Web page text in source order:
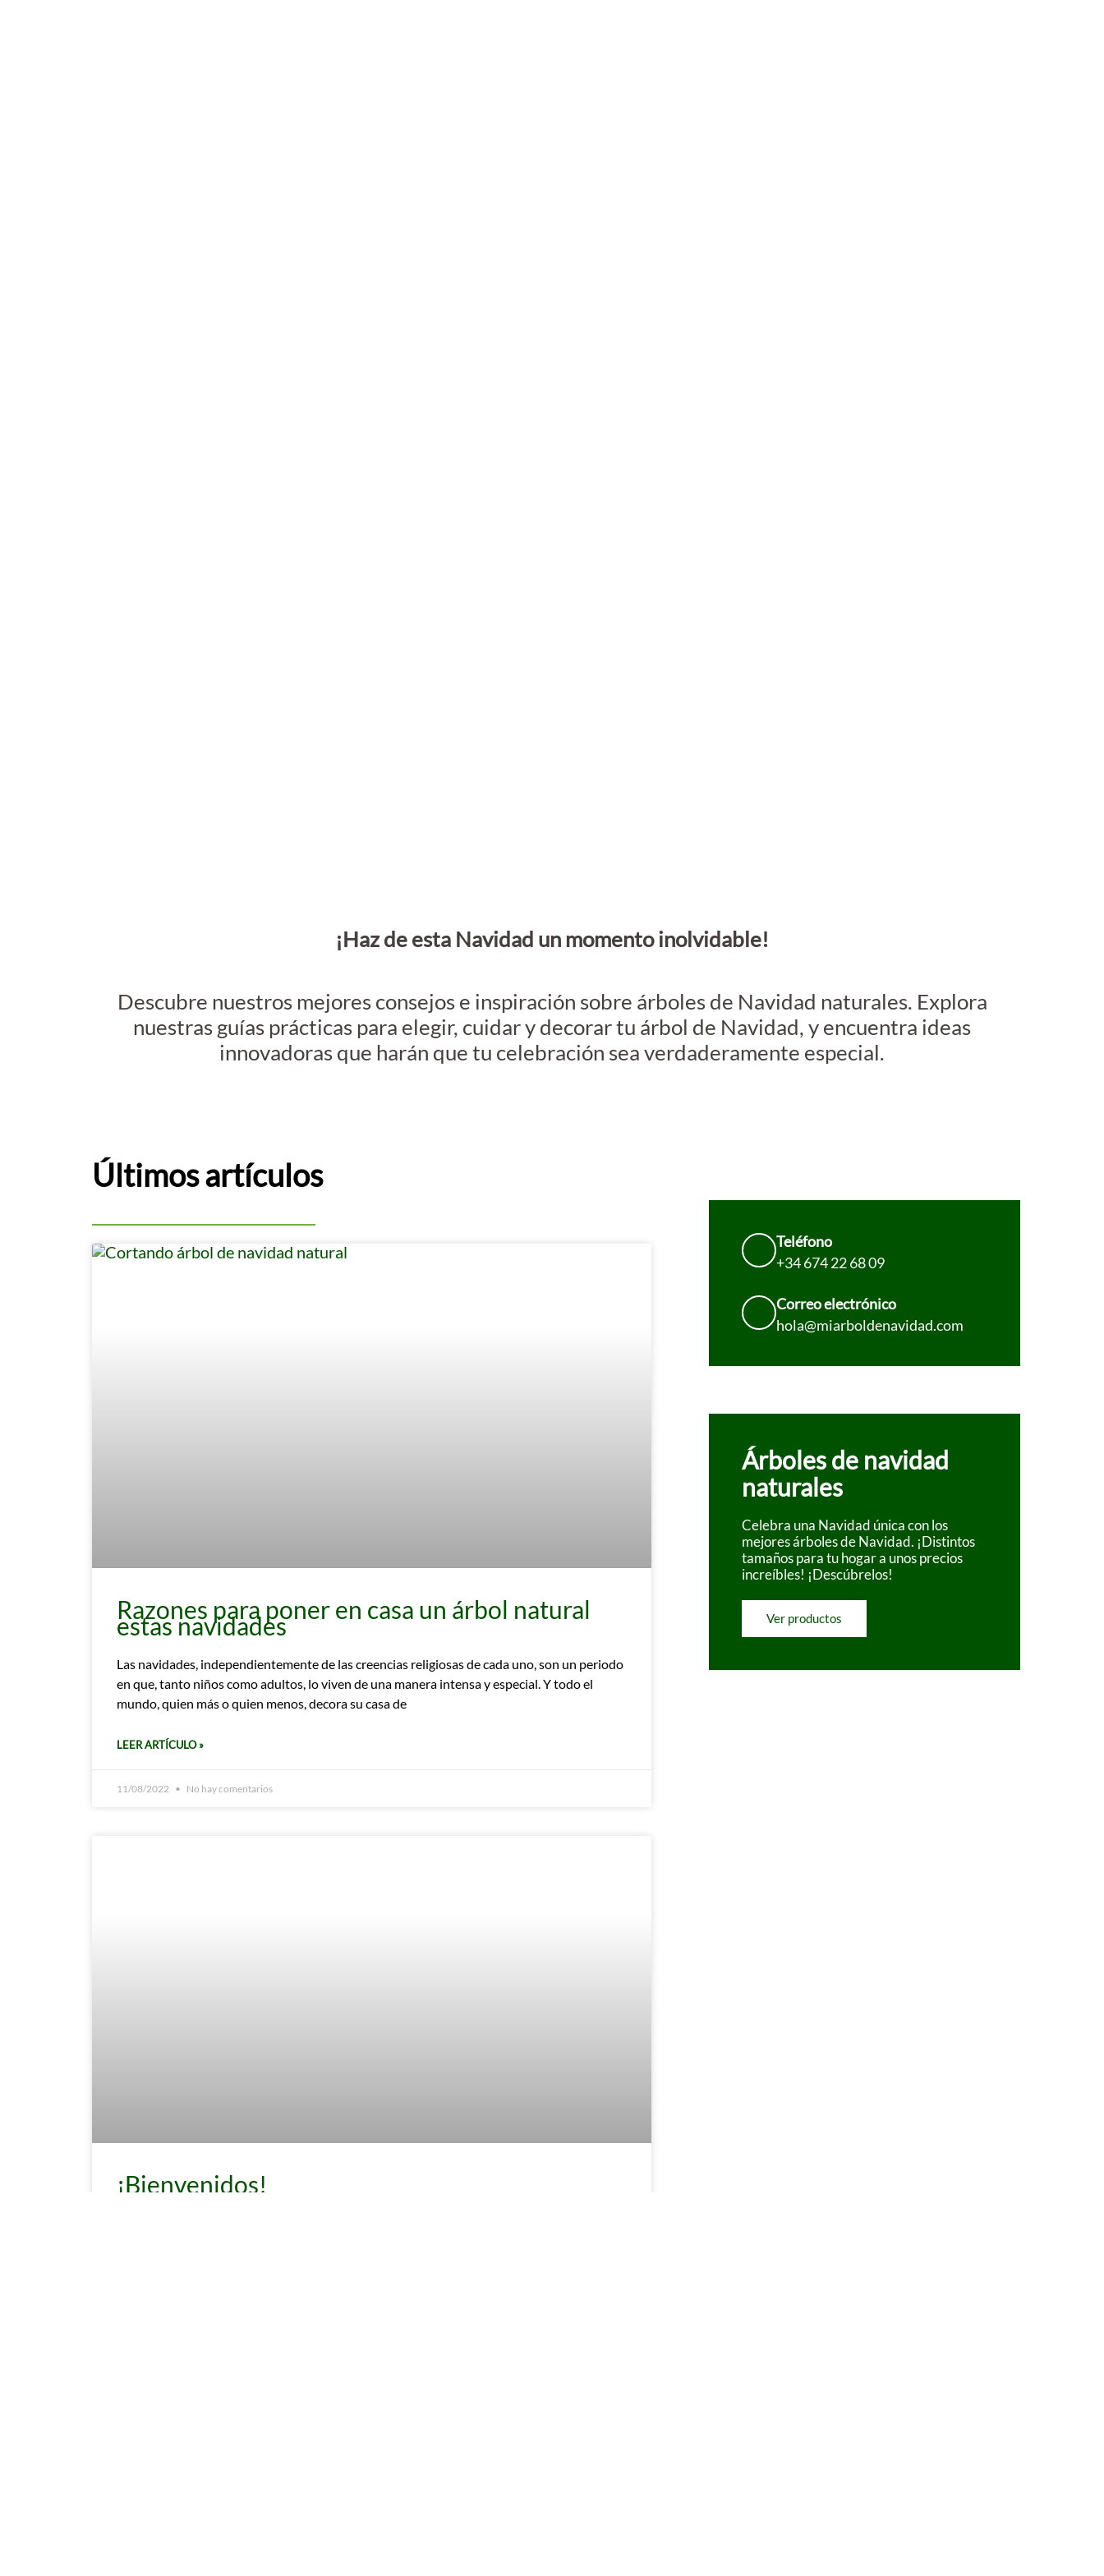
¡Haz de esta Navidad un momento inolvidable!
Descubre nuestros mejores consejos e inspiración sobre árboles de Navidad naturales. Explora
nuestras guías prácticas para elegir, cuidar y decorar tu árbol de Navidad, y encuentra ideas
innovadoras que harán que tu celebración sea verdaderamente especial.
Últimos artículos
Razones para poner en casa un árbol natural
estas navidades
Las navidades, independientemente de las creencias religiosas de cada uno, son un periodo
en que, tanto niños como adultos, lo viven de una manera intensa y especial. Y todo el
mundo, quien más o quien menos, decora su casa de
LEER ARTÍCULO »
11/08/2022 No hay comentarios
¡Bienvenidos!
Teléfono
+34 674 22 68 09
Correo electrónico
hola@miarboldenavidad.com
Árboles de navidad
naturales
Celebra una Navidad única con los
mejores árboles de Navidad. ¡Distintos
tamaños para tu hogar a unos precios
increíbles! ¡Descúbrelos!
Ver productos